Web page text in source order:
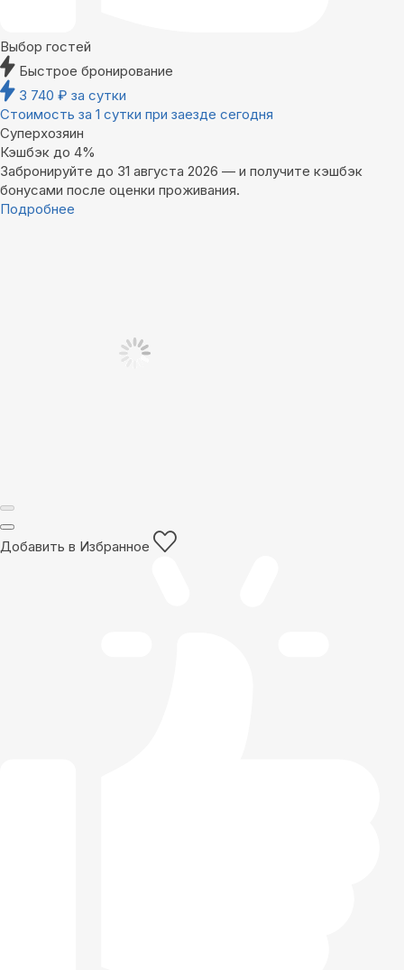
Выбор гостей
Быстрое бронирование
3 740 ₽ за сутки
Стоимость за 1 сутки при заезде сегодня
Суперхозяин
Кэшбэк до 4%
Забронируйте до 31 августа 2026 — и получите кэшбэк
бонусами после оценки проживания.
Подробнее
Добавить в Избранное